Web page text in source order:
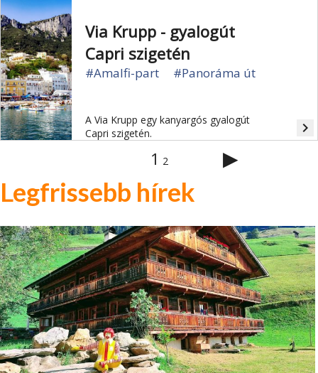
Via Krupp - gyalogút
Capri szigetén
#Amalfi-part #Panoráma út
A Via Krupp egy kanyargós gyalogút
Capri szigetén.
navigate_next
1 2 ▶
Legfrissebb hírek